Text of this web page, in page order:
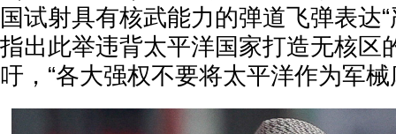
国试射具有核武能力的弹道飞弹表达
指出此举违背太平洋国家打造无核区
吁，“各大强权不要将太平洋作为军械